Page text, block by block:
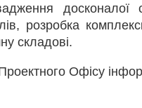
досконалої
розробка
складові.
Офісу